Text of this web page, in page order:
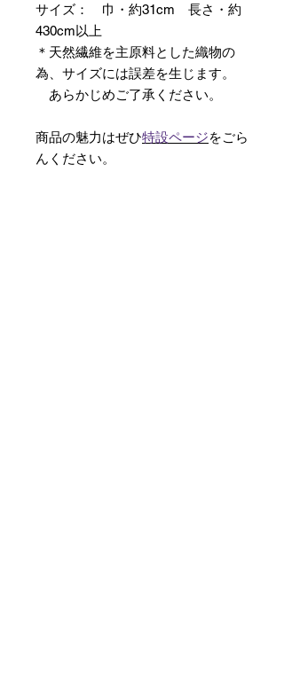
サイズ： 巾・約31cm 長さ・約
430cm以上
＊天然繊維を主原料とした織物の
為、サイズには誤差を生じます。
あらかじめご了承ください。
商品の魅力はぜひ特設ページをごら
んください。